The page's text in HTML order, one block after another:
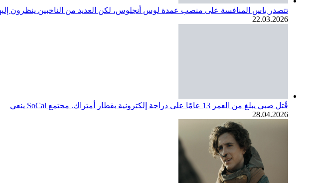
تتصدر باس المنافسة على منصب عمدة لوس أنجلوس، لكن العديد من الناخبين ينظرون
22.03.2026
قُتل صبي يبلغ من العمر 13 عامًا على دراجة إلكترونية بقطار أمتراك. مجتمع SoCal ينعي
28.04.2026